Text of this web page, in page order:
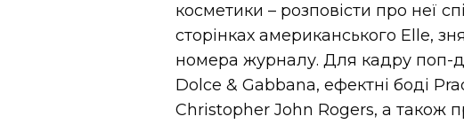
косметики – розповісти про неї
сторінках американського Elle,
номера журналу. Для кадру поп-
Dolce & Gabbana, ефектні боді
Christopher John Rogers, а також